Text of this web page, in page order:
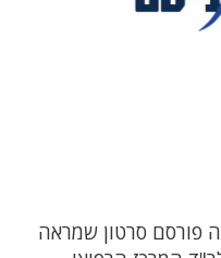
פורסם סרטון שמראה